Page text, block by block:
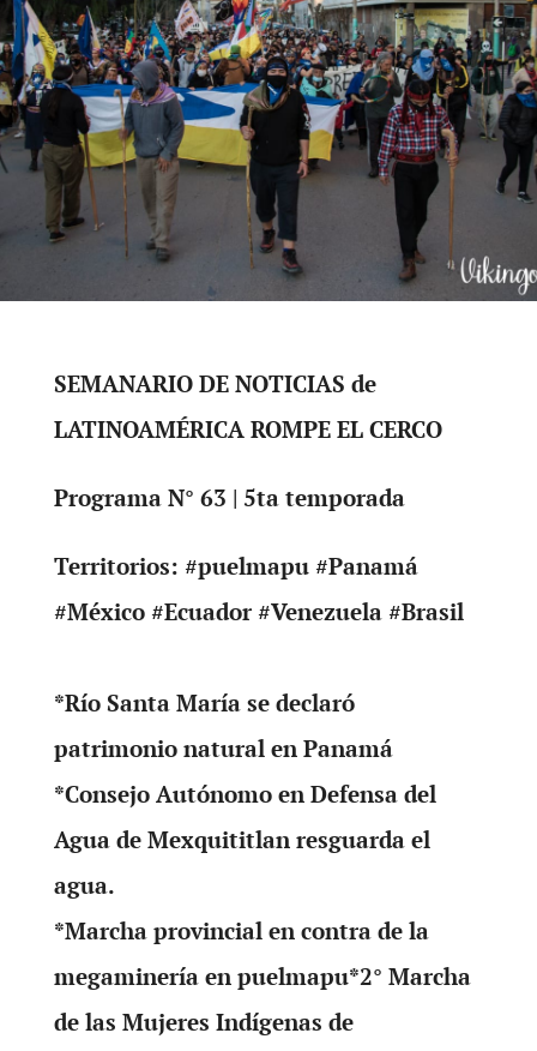
SEMANARIO DE NOTICIAS de
LATINOAMÉRICA ROMPE EL CERCO
Programa N° 63 | 5ta temporada
Territorios: #puelmapu #Panamá
#México #Ecuador #Venezuela #Brasil
*Río Santa María se declaró
patrimonio natural en Panamá
*Consejo Autónomo en Defensa del
Agua de Mexquititlan resguarda el
agua.
*Marcha provincial en contra de la
megaminería en puelmapu*2° Marcha
de las Mujeres Indígenas de